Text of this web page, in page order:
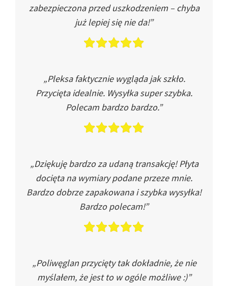
zabezpieczona przed uszkodzeniem – chyba
już lepiej się nie da!”
„Pleksa faktycznie wygląda jak szkło.
Przycięta idealnie. Wysyłka super szybka.
Polecam bardzo bardzo.”
„Dziękuję bardzo za udaną transakcję! Płyta
docięta na wymiary podane przeze mnie.
Bardzo dobrze zapakowana i szybka wysyłka!
Bardzo polecam!”
„Poliwęglan przycięty tak dokładnie, że nie
myślałem, że jest to w ogóle możliwe :)”